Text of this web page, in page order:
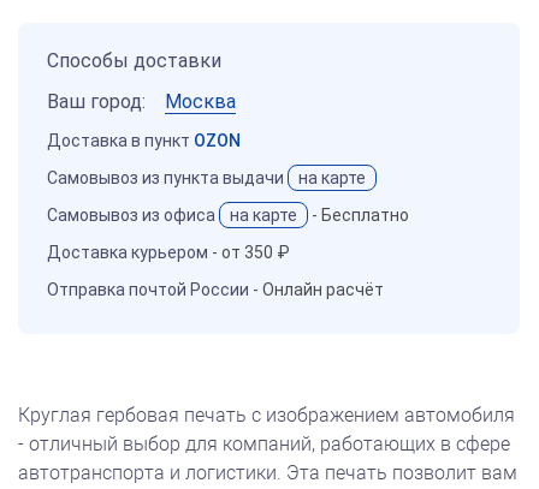
Способы доставки
Ваш город:
Москва
Доставка в пункт OZON
Самовывоз из пункта выдачи
на карте
Самовывоз из офиса
на карте - Бесплатно
Доставка курьером - от 350 ₽
Отправка почтой России - Онлайн расчёт
Круглая гербовая печать с изображением автомобиля
- отличный выбор для компаний, работающих в сфере
автотранспорта и логистики. Эта печать позволит вам